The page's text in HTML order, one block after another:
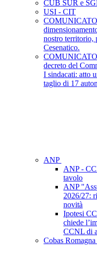
CUB SUR e
USI - CIT
COMUNICATO
nostro territorio,
Cesenatico.
decreto del
I sindacati: atto
taglio di 17
ANP
ANP -
tavolo
ANP
2026/27:
novità
Ipotesi
chiede
CCNL di
Cobas